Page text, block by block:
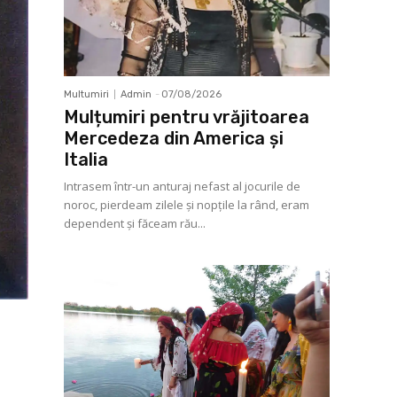
Multumiri Admin - 07/08/2026
Mulțumiri pentru vrăjitoarea
Mercedeza din America și
Italia
Intrasem într-un anturaj nefast al jocurile de
noroc, pierdeam zilele și nopțile la rând, eram
dependent și făceam rău...